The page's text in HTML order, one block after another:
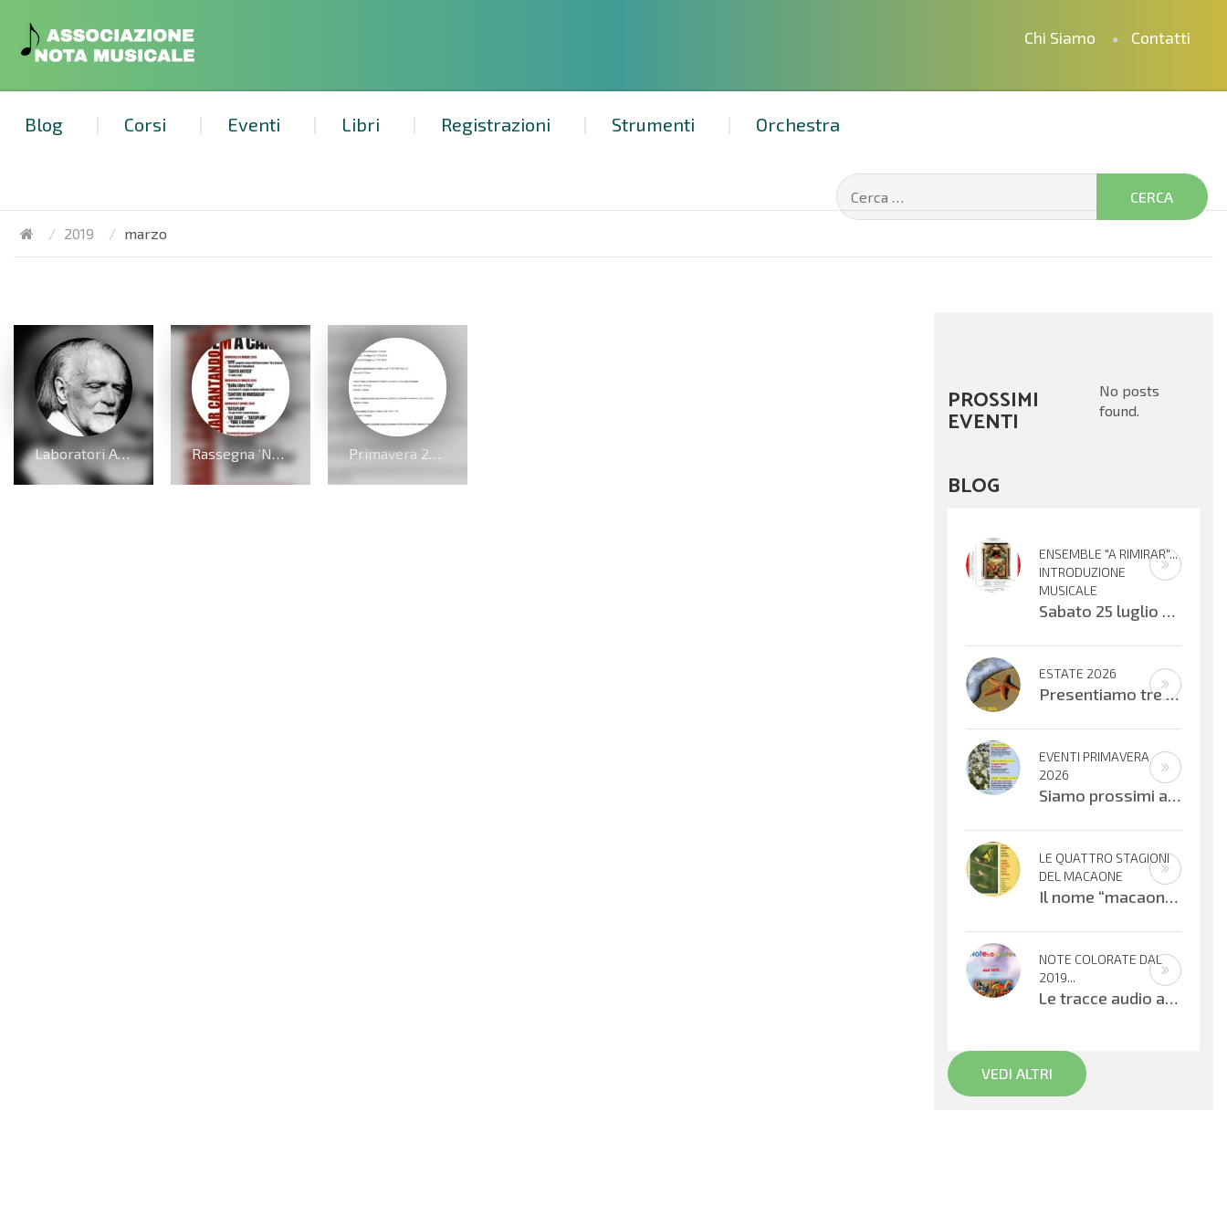
Chi Siamo Contatti
Blog Corsi Eventi Libri Registrazioni Strumenti Orchestra
2019 marzo
Laboratori Aperti Kodály Rassegna ‘Ndem a cantà
PROSSIMI
EVENTI
No posts
found.
BLOG
ENSEMBLE "A RIMIRAR"...
INTRODUZIONE
MUSICALE
Sabato 25 luglio alle ore 16:30 verrà inaugurata la mostra organizzata dal Centro Biblioteca Comunale presso il Palazzo “Suore
ESTATE 2026
Presentiamo tre progetti estivi che si svolgeranno nell’ultima settimana di
EVENTI PRIMAVERA
2026
Siamo prossimi ad alcuni appuntamenti musicali offerti dai bambini, ragazzi e adulti che cantano e suonano. Si inizierà con il
LE QUATTRO STAGIONI
DEL MACAONE
Il nome “macaone” deriva dalla mitologia greca: Macaone era un abile medico e guerriero e il nome della farfalla
NOTE COLORATE DAL
2019...
Le tracce audio allegate sono promemoria di percorsi didattici realizzati
VEDI ALTRI